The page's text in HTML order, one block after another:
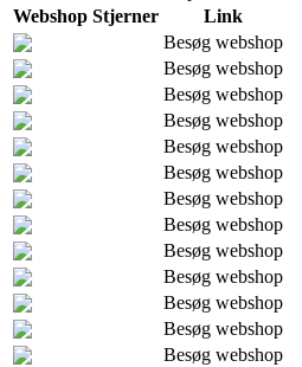
Webshop Stjerner
Link
Besøg webshop
Besøg webshop
Besøg webshop
Besøg webshop
Besøg webshop
Besøg webshop
Besøg webshop
Besøg webshop
Besøg webshop
Besøg webshop
Besøg webshop
Besøg webshop
Besøg webshop